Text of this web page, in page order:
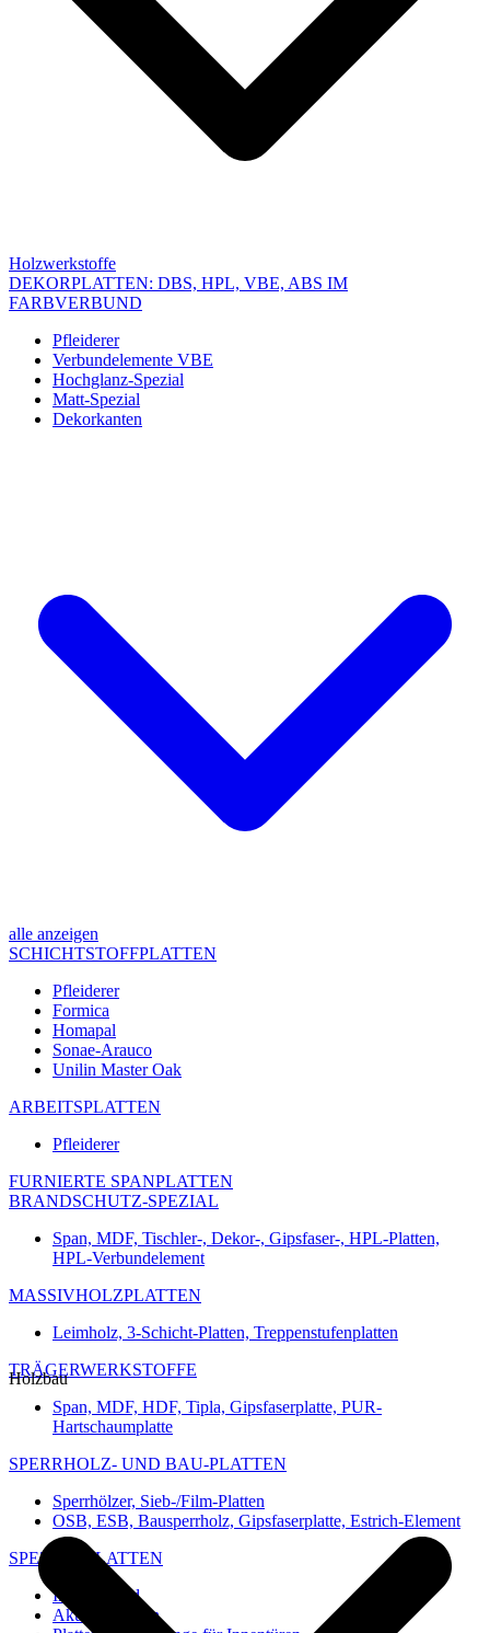
Holzwerkstoffe
DEKORPLATTEN: DBS, HPL, VBE, ABS IM
FARBVERBUND
Pfleiderer
Verbundelemente VBE
Hochglanz-Spezial
Matt-Spezial
Dekorkanten
alle anzeigen
SCHICHTSTOFFPLATTEN
Pfleiderer
Formica
Homapal
Sonae-Arauco
Unilin Master Oak
ARBEITSPLATTEN
Pfleiderer
FURNIERTE SPANPLATTEN
BRANDSCHUTZ-SPEZIAL
Span, MDF, Tischler-, Dekor-, Gipsfaser-, HPL-Platten,
HPL-Verbundelement
MASSIVHOLZPLATTEN
Leimholz, 3-Schicht-Platten, Treppenstufenplatten
TRÄGERWERKSTOFFE
Span, MDF, HDF, Tipla, Gipsfaserplatte, PUR-
Hartschaumplatte
SPERRHOLZ- UND BAU-PLATTEN
Sperrhölzer, Sieb-/Film-Platten
OSB, ESB, Bausperrholz, Gipsfaserplatte, Estrich-Element
SPEZIAL-PLATTEN
Imi-Verbund
Akustik-Platten
Holzbau